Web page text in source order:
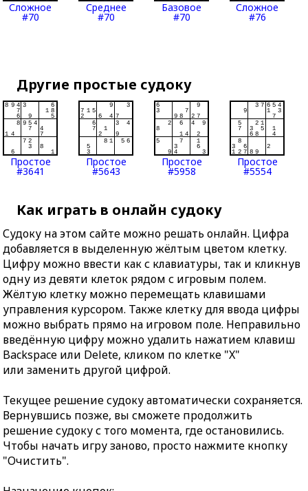
Сложное
#70
Среднее
#70
Базовое
#70
Сложное
#76
Другие простые судоку
Простое
#3641
Простое
#5643
Простое
#5958
Простое
#5554
Как играть в онлайн судоку
Судоку на этом сайте можно решать онлайн. Цифра
добавляется в выделенную жёлтым цветом клетку.
Цифру можно ввести как с клавиатуры, так и кликнув
одну из девяти клеток рядом с игровым полем.
Жёлтую клетку можно перемещать клавишами
управления курсором. Также клетку для ввода цифры
можно выбрать прямо на игровом поле. Неправильно
введённую цифру можно удалить нажатием клавиш
Backspace или Delete, кликом по клетке "X"
или заменить другой цифрой.
Текущее решение судоку автоматически сохраняется.
Вернувшись позже, вы сможете продолжить
решение судоку с того момента, где остановились.
Чтобы начать игру заново, просто нажмите кнопку
"Очистить".